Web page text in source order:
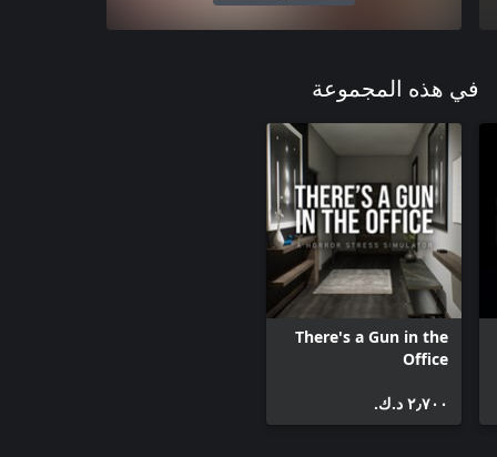
في هذه المجموعة
There's a Gun in the
Office
٢٫٧٠٠ د.ك.‏